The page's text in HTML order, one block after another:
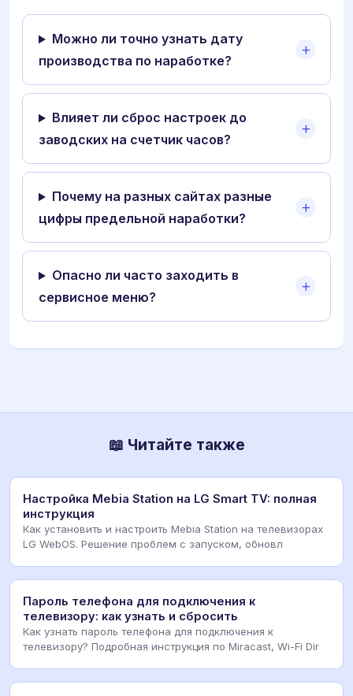
Можно ли точно узнать дату
производства по наработке?
Влияет ли сброс настроек до
заводских на счетчик часов?
Почему на разных сайтах разные
цифры предельной наработки?
Опасно ли часто заходить в
сервисное меню?
📖 Читайте также
Настройка Mebia Station на LG Smart TV: полная
инструкция
Как установить и настроить Mebia Station на телевизорах
LG WebOS. Решение проблем с запуском, обновл
Пароль телефона для подключения к
телевизору: как узнать и сбросить
Как узнать пароль телефона для подключения к
телевизору? Подробная инструкция по Miracast, Wi-Fi Dir